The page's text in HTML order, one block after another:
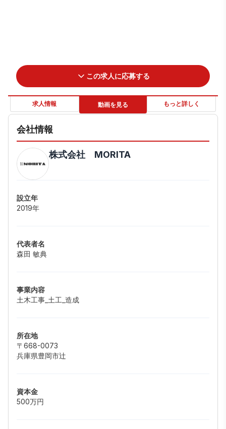
この求人に応募する
求人情報 動画を見る もっと詳しく
会社情報
株式会社 MORITA
設立年
2019年
代表者名
森田 敏典
事業内容
土木工事_土工_造成
所在地
〒668-0073
兵庫県豊岡市辻
資本金
500万円